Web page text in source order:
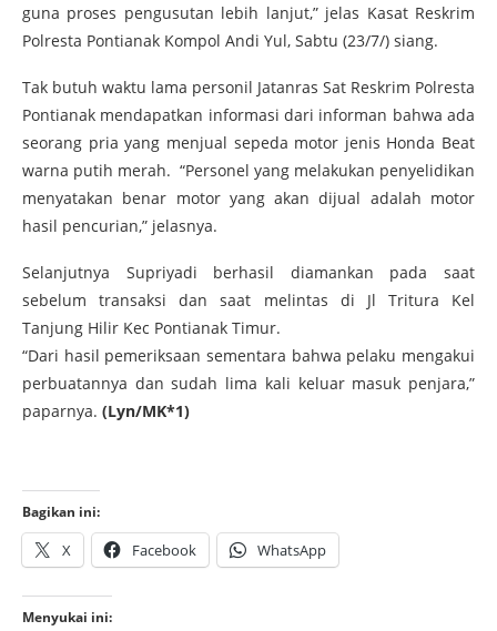
guna proses pengusutan lebih lanjut,” jelas Kasat Reskrim
Polresta Pontianak Kompol Andi Yul, Sabtu (23/7/) siang.
Tak butuh waktu lama personil Jatanras Sat Reskrim Polresta
Pontianak mendapatkan informasi dari informan bahwa ada
seorang pria yang menjual sepeda motor jenis Honda Beat
warna putih merah. “Personel yang melakukan penyelidikan
menyatakan benar motor yang akan dijual adalah motor
hasil pencurian,” jelasnya.
Selanjutnya Supriyadi berhasil diamankan pada saat
sebelum transaksi dan saat melintas di Jl Tritura Kel
Tanjung Hilir Kec Pontianak Timur.
“Dari hasil pemeriksaan sementara bahwa pelaku mengakui
perbuatannya dan sudah lima kali keluar masuk penjara,”
paparnya. (Lyn/MK*1)
Bagikan ini:
X Facebook WhatsApp
Menyukai ini: